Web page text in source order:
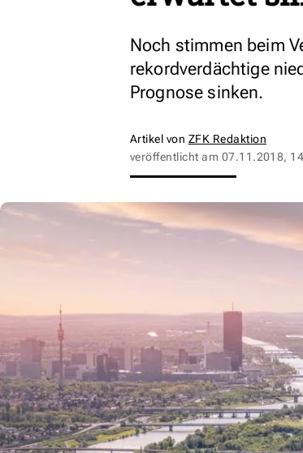
Noch stimmen beim
rekordverdächtige
Prognose sinken.
Artikel von ZFK Redaktion
veröffentlicht am 07.11.2018,